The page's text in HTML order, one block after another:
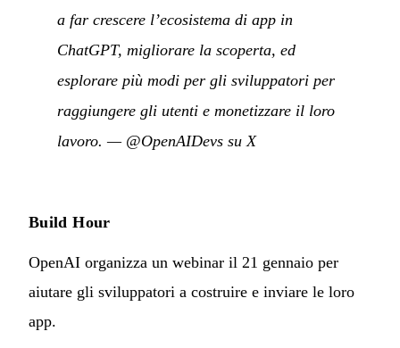
a far crescere l’ecosistema di app in
ChatGPT, migliorare la scoperta, ed
esplorare più modi per gli sviluppatori per
raggiungere gli utenti e monetizzare il loro
lavoro. — @OpenAIDevs su X
Build Hour
OpenAI organizza un webinar il 21 gennaio per
aiutare gli sviluppatori a costruire e inviare le loro
app.